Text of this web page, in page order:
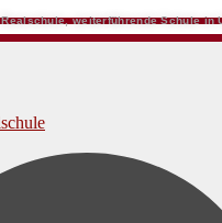
Realschule, weiterführende Schule in